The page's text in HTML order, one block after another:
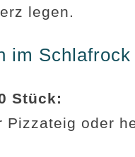
legen.
im Schlafrock
Stück:
Pizzateig oder